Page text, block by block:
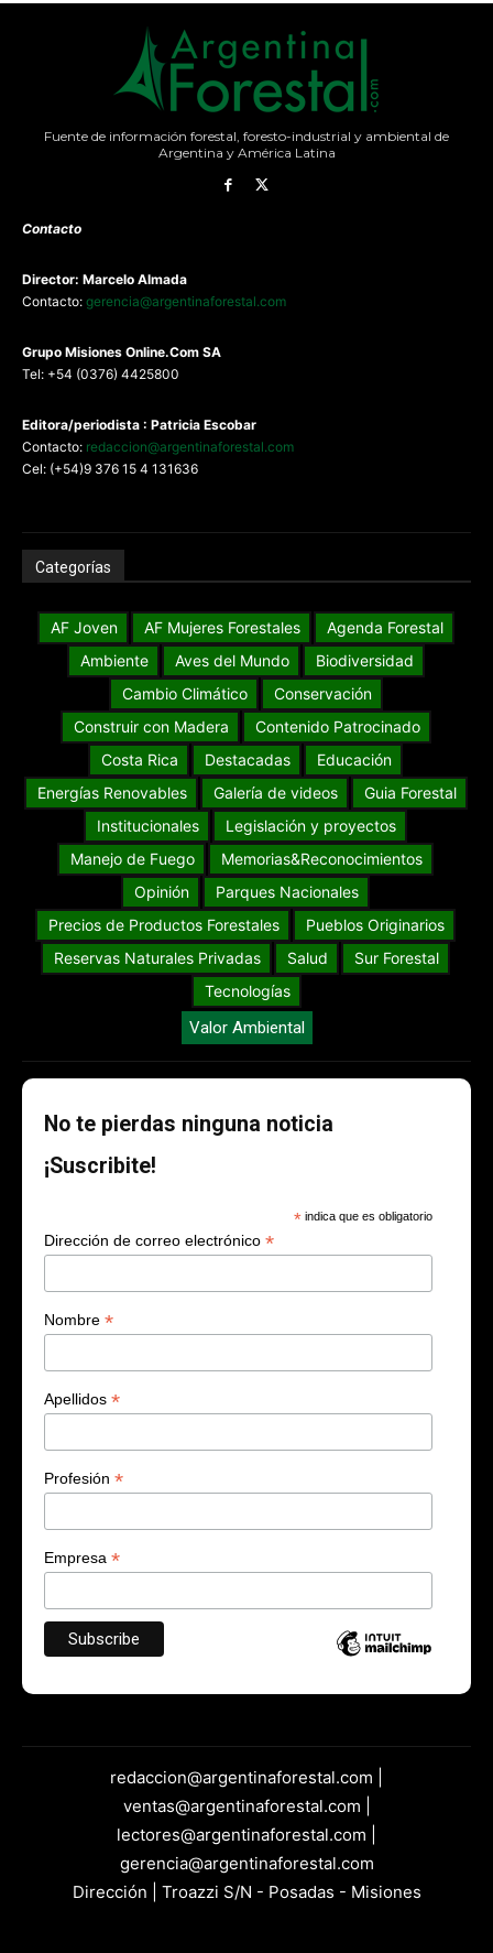
Fuente de información forestal, foresto-industrial y ambiental de
Argentina y América Latina
Contacto
Director: Marcelo Almada
Contacto: gerencia@argentinaforestal.com
Grupo Misiones Online.Com SA
Tel: +54 (0376) 4425800
Editora/periodista : Patricia Escobar
Contacto: redaccion@argentinaforestal.com
Cel: (+54)9 376 15 4 131636
Categorías
AF Joven AF Mujeres Forestales
Agenda Forestal
Ambiente
Aves del Mundo
Biodiversidad
Cambio Climático
Conservación
Construir con Madera
Contenido Patrocinado
Costa Rica
Destacadas
Educación
Energías Renovables
Galería de videos
Guia Forestal
Institucionales
Legislación y proyectos
Manejo de Fuego
Memorias&Reconocimientos
Opinión
Parques Nacionales
Precios de Productos Forestales
Pueblos Originarios
Reservas Naturales Privadas
Salud
Sur Forestal
Tecnologías
Valor Ambiental
No te pierdas ninguna noticia
¡Suscribite!
* indica que es obligatorio
Dirección de correo electrónico *
Nombre *
Apellidos *
Profesión *
Empresa *
redaccion@argentinaforestal.com |
ventas@argentinaforestal.com |
lectores@argentinaforestal.com |
gerencia@argentinaforestal.com
Dirección | Troazzi S/N - Posadas - Misiones